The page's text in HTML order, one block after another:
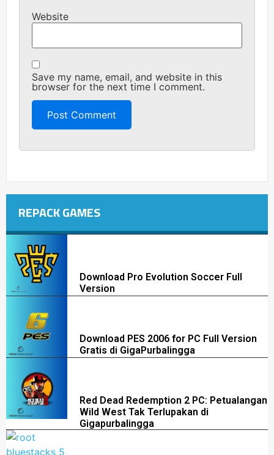
Website
Save my name, email, and website in this
browser for the next time I comment.
REPACK GAMES
Download Pro Evolution Soccer Full
Version
Download PES 2006 for PC Full Version
Gratis di GigaPurbalingga
Red Dead Redemption 2 PC: Petualangan
Wild West Tak Terlupakan di
Gigapurbalingga